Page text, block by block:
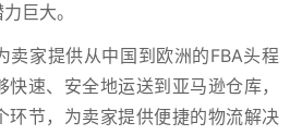
巨大。
卖家提供从中国到欧洲的FBA头程
速、安全地运送到亚马逊仓库，
环节，为卖家提供便捷的物流解决